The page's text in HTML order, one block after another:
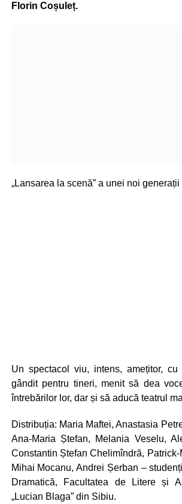
Florin Coșuleț.
„Lansarea la scenă” a unei noi
Un spectacol viu, intens, amețitor, cu
gândit pentru tineri, menit să dea
întrebărilor lor, dar și să aducă teatrul
Distribuția: Maria Maftei, Anastasia
Ana-Maria Ștefan, Melania Veselu,
Constantin Ștefan Chelimîndră,
Mihai Mocanu, Andrei Șerban –
Dramatică, Facultatea de Litere și
„Lucian Blaga” din Sibiu.